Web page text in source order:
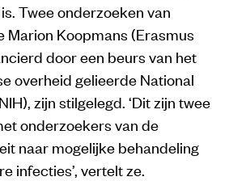
Twee onderzoeken van
Marion Koopmans (Erasmus
door een beurs van het
overheid gelieerde National
zijn stilgelegd. ‘Dit zijn twee
onderzoekers van de
naar mogelijke behandeling
infecties’, vertelt ze.